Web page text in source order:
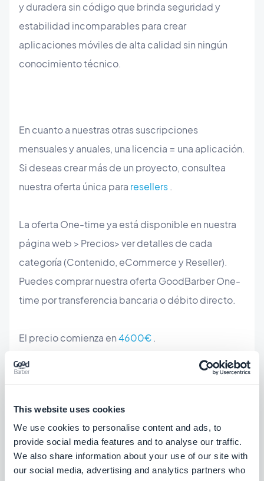
This website uses cookies
We use cookies to personalise content and ads, to
provide social media features and to analyse our traffic.
We also share information about your use of our site with
our social media, advertising and analytics partners who
y duradera sin código que brinda seguridad y
estabilidad incomparables para crear
aplicaciones móviles de alta calidad sin ningún
conocimiento técnico.
En cuanto a nuestras otras suscripciones
mensuales y anuales, una licencia = una aplicación.
Si deseas crear más de un proyecto, consultea
nuestra oferta única para resellers.
La oferta One-time ya está disponible en nuestra
página web > Precios> ver detalles de cada
categoría (Contenido, eCommerce y Reseller).
Puedes comprar nuestra oferta GoodBarber One-
time por transferencia bancaria o débito directo.
El precio comienza en4600€.
Tasas adicionales: Para enviar aplicaciones a la
App Store y Google Play, es necesario registrarse
como desarrollador directamente con Apple
(99€/año o 299€/año para el Apple Developer